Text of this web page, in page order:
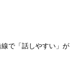
で「話しやすい」が